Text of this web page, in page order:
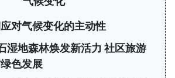
对气候变化的主动性
湿地森林焕发新活力 社区旅游
色发展